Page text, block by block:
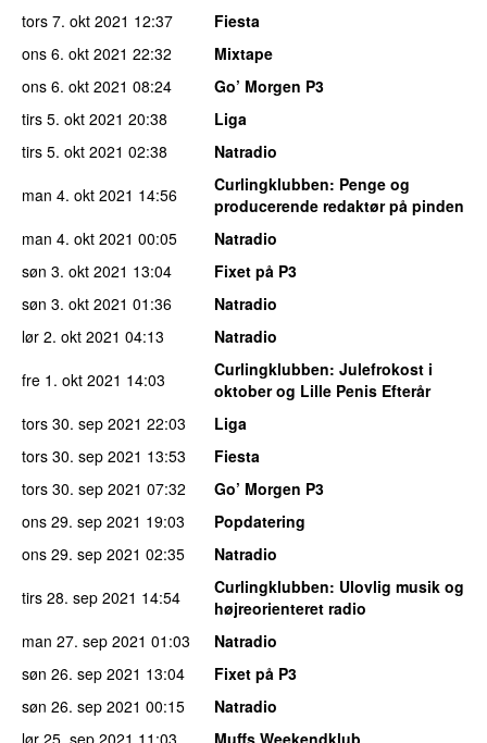
tors 7. okt 2021 12:37
Fiesta
ons 6. okt 2021 22:32
Mixtape
ons 6. okt 2021 08:24
Go’ Morgen P3
tirs 5. okt 2021 20:38
Liga
tirs 5. okt 2021 02:38
Natradio
man 4. okt 2021 14:56 Curlingklubben: Penge og
producerende redaktør på pinden
man 4. okt 2021 00:05
Natradio
søn 3. okt 2021 13:04
Fixet på P3
søn 3. okt 2021 01:36
Natradio
lør 2. okt 2021 04:13
Natradio
fre 1. okt 2021 14:03 Curlingklubben: Julefrokost i
oktober og Lille Penis Efterår
tors 30. sep 2021 22:03
Liga
tors 30. sep 2021 13:53
Fiesta
tors 30. sep 2021 07:32
Go’ Morgen P3
ons 29. sep 2021 19:03
Popdatering
ons 29. sep 2021 02:35
Natradio
tirs 28. sep 2021 14:54 Curlingklubben: Ulovlig musik og
højreorienteret radio
man 27. sep 2021 01:03
Natradio
søn 26. sep 2021 13:04
Fixet på P3
søn 26. sep 2021 00:15
Natradio
lør 25. sep 2021 11:03 Muffs Weekendklub